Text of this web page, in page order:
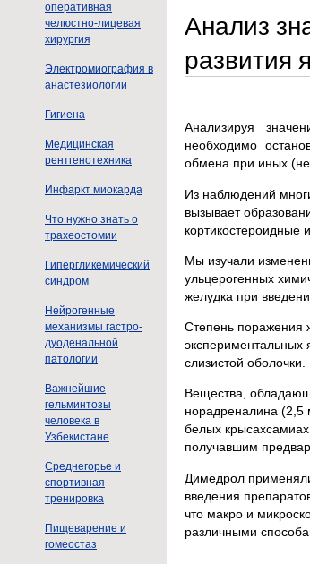
оперативная
челюстно-лицевая
хирургия
Электромиография в
анастезиологии
Гигиена
Медицинская
рентгенотехника
Инфаркт миокарда
Что нужно знать о
трахеостомии
Гипергликемический
синдром
Нейрогенные
механизмы гастро-
дуоденальной
патологии
Важнейшие
гельминтозы
человека в
Узбекистане
Среднегорье и
спортивная
тренировка
Пищеварение и
гомеостаз
Анализ
развития
Анализируя
необходимо
обмена при иных (не
Из наблюдений
вызывает
кортикостероидные
Мы изучали
ульцерогенных
желудка при
Степень поражения
экспериментальных
слизистой оболочки.
Вещества,
норадреналина (2,5
белых
получавшим
Димедрол
введения
что макро и
различными